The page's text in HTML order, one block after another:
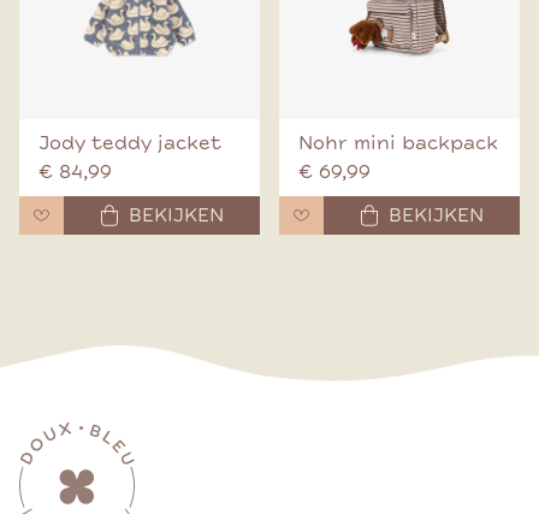
Jody teddy jacket
€ 84,99
BEKIJKEN
Nohr mini backpack
€ 69,99
BEKIJKEN